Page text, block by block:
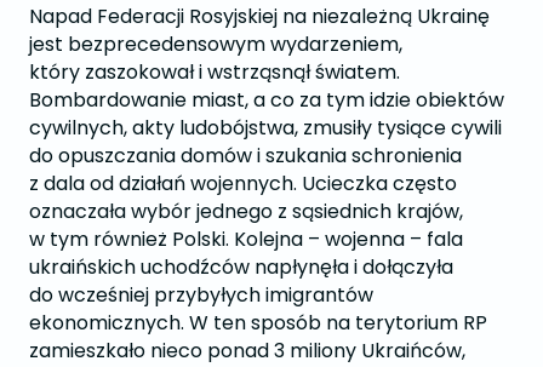
Napad Federacji Rosyjskiej na niezależną Ukrainę
jest bezprecedensowym wydarzeniem,
który zaszokował i wstrząsnął światem.
Bombardowanie miast, a co za tym idzie obiektów
cywilnych, akty ludobójstwa, zmusiły tysiące cywili
do opuszczania domów i szukania schronienia
z dala od działań wojennych. Ucieczka często
oznaczała wybór jednego z sąsiednich krajów,
w tym również Polski. Kolejna – wojenna – fala
ukraińskich uchodźców napłynęła i dołączyła
do wcześniej przybyłych imigrantów
ekonomicznych. W ten sposób na terytorium RP
zamieszkało nieco ponad 3 miliony Ukraińców,